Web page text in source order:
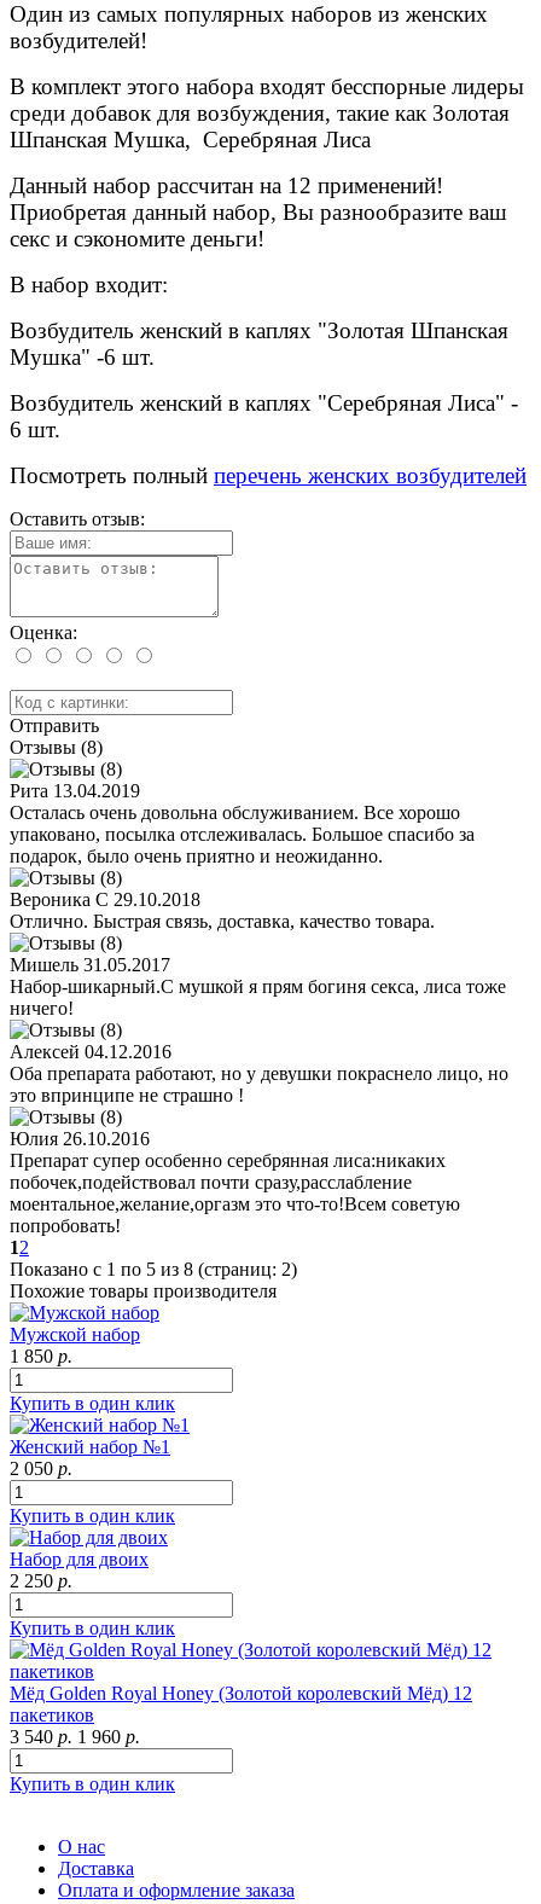
Один из самых популярных наборов из женских
возбудителей!
В комплект этого набора входят бесспорные лидеры
среди добавок для возбуждения, такие как Золотая
Шпанская Мушка, Серебряная Лиса
Данный набор рассчитан на 12 применений!
Приобретая данный набор, Вы разнообразите ваш
секс и сэкономите деньги!
В набор входит:
Возбудитель женский в каплях "Золотая Шпанская
Мушка" -6 шт.
Возбудитель женский в каплях "Серебряная Лиса" -
6 шт.
Посмотреть полный перечень женских возбудителей
Оставить отзыв:
Оценка:
Отправить
Отзывы (8)
Рита 13.04.2019
Осталась очень довольна обслуживанием. Все хорошо
упаковано, посылка отслеживалась. Большое спасибо за
подарок, было очень приятно и неожиданно.
Вероника С 29.10.2018
Отлично. Быстрая связь, доставка, качество товара.
Мишель 31.05.2017
Набор-шикарный.С мушкой я прям богиня секса, лиса тоже
ничего!
Алексей 04.12.2016
Оба препарата работают, но у девушки покраснело лицо, но
это впринципе не страшно !
Юлия 26.10.2016
Препарат супер особенно серебрянная лиса:никаких
побочек,подействовал почти сразу,расслабление
моентальное,желание,оргазм это что-то!Всем советую
попробовать!
12
Показано с 1 по 5 из 8 (страниц: 2)
Похожие товары производителя
Мужской набор
1 850 р.
Купить в один клик
Женский набор №1
2 050 р.
Купить в один клик
Набор для двоих
2 250 р.
Купить в один клик
Мёд Golden Royal Honey (Золотой королевский Мёд) 12
пакетиков
3 540 р. 1 960 р.
Купить в один клик
О нас
Доставка
Оплата и оформление заказа